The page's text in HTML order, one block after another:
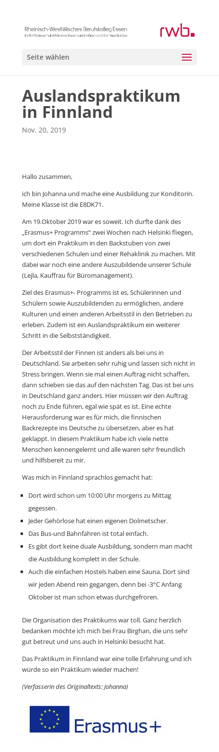
Seite wählen
Auslandspraktikum
in Finnland
Nov. 20, 2019
Hallo zusammen,
ich bin Johanna und mache eine Ausbildung zur Konditorin.
Meine Klasse ist die E8DK71.
Am 19.Oktober 2019 war es soweit. Ich durfte dank des
„Erasmus+ Programms“ zwei Wochen nach Helsinki fliegen,
um dort ein Praktikum in den Backstuben von zwei
verschiedenen Schulen und einer Rehaklinik zu machen. Mit
dabei war noch eine andere Auszubildende unserer Schule
(Lejla, Kauffrau für Büromanagement).
Ziel des Erasmus+- Programms ist es, Schülerinnen und
Schülern sowie Auszubildenden zu ermöglichen, andere
Kulturen und einen anderen Arbeitsstil in den Betrieben zu
erleben. Zudem ist ein Auslandspraktikum ein weiterer
Schritt in die Selbstständigkeit.
Der Arbeitsstil der Finnen ist anders als bei uns in
Deutschland. Sie arbeiten sehr ruhig und lassen sich nicht in
Stress bringen. Wenn sie mal einen Auftrag nicht schaffen,
dann schieben sie das auf den nächsten Tag. Das ist bei uns
in Deutschland ganz anders. Hier müssen wir den Auftrag
noch zu Ende führen, egal wie spät es ist. Eine echte
Herausforderung war es für mich, die finnischen
Backrezepte ins Deutsche zu übersetzen, aber es hat
geklappt. In diesem Praktikum habe ich viele nette
Menschen kennengelernt und alle waren sehr freundlich
und hilfsbereit zu mir.
Was mich in Finnland sprachlos gemacht hat:
Dort wird schon um 10:00 Uhr morgens zu Mittag
gegessen.
Jeder Gehörlose hat einen eigenen Dolmetscher.
Das Bus-und Bahnfahren ist total einfach.
Es gibt dort keine duale Ausbildung, sondern man macht
die Ausbildung komplett in der Schule.
Auch die einfachen Hostels haben eine Sauna. Dort sind
wir jeden Abend rein gegangen, denn bei -3°C Anfang
Oktober ist man schon etwas durchgefroren.
Die Organisation des Praktikums war toll. Ganz herzlich
bedanken möchte ich mich bei Frau Birghan, die uns sehr
gut betreut und uns auch in Helsinki besucht hat.
Das Praktikum in Finnland war eine tolle Erfahrung und ich
würde so ein Praktikum wieder machen!
(Verfasserin des Originaltexts: Johanna)